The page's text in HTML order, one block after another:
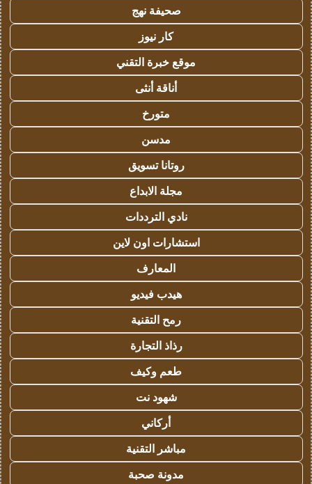
صحيفة نهج
كار نيوز
موقع خبرة التقني
أناقة أنثى
متورخ
مدسن
روتانا تسويق
مجلة الابداع
نادي الترددات
استشارات اون لاين
المعارف
هيدب فيديو
رمح التقنية
رذاذ التجارة
طعم وكيف
شهود نت
أركاني
مباشر التقنية
مدونة صحبة